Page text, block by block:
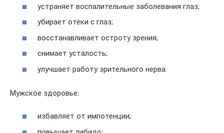
устраняет воспалительные заболевания глаз;
убирает отёки с глаз;
восстанавливает остроту зрения;
снимает усталость;
улучшает работу зрительного нерва.
Мужское здоровье:
избавляет от импотенции;